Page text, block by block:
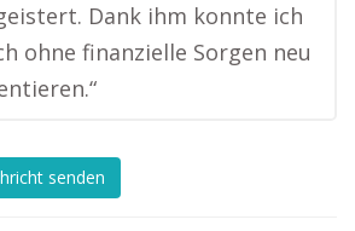
Dank ihm konnte ich
ohne finanzielle Sorgen neu
senden